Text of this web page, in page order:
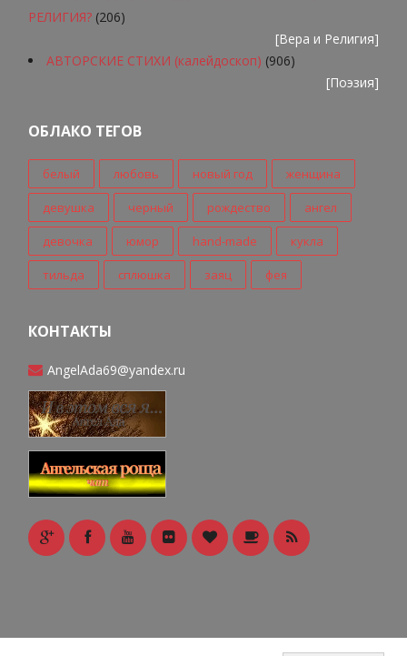
РЕЛИГИЯ? (206)
[Вера и Религия]
АВТОРСКИЕ СТИХИ (калейдоскоп) (906)
[Поэзия]
ОБЛАКО ТЕГОВ
белый любовь новый год женщина
девушка черный рождество ангел
девочка юмор hand-made кукла
тильда сплюшка заяц фея
КОНТАКТЫ
AngelAda69@yandex.ru